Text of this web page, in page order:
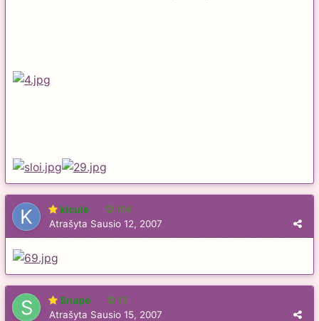
kicule 104
Atrašyta Sausio 12, 2007
Snapė 13
Atrašyta Sausio 15, 2007